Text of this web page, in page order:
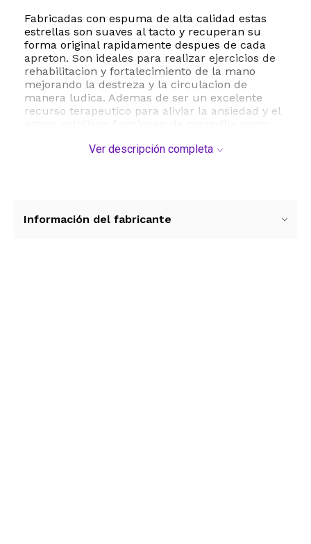
Fabricadas con espuma de alta calidad estas
estrellas son suaves al tacto y recuperan su
forma original rapidamente despues de cada
apreton. Son ideales para realizar ejercicios de
rehabilitacion y fortalecimiento de la mano
mejorando la destreza y la circulacion de
manera ludica. Ademas de ser un excelente
recurso terapeutico para aliviar la ansiedad y el
para fiestas infantiles o regalos en eventos de
Ver descripción completa
Información del fabricante